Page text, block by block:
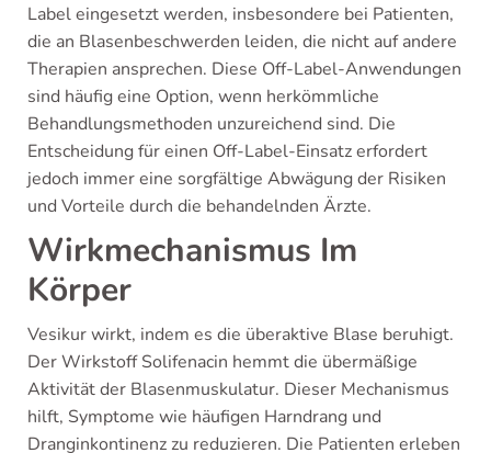
Label eingesetzt werden, insbesondere bei Patienten,
die an Blasenbeschwerden leiden, die nicht auf andere
Therapien ansprechen. Diese Off-Label-Anwendungen
sind häufig eine Option, wenn herkömmliche
Behandlungsmethoden unzureichend sind. Die
Entscheidung für einen Off-Label-Einsatz erfordert
jedoch immer eine sorgfältige Abwägung der Risiken
und Vorteile durch die behandelnden Ärzte.
Wirkmechanismus Im
Körper
Vesikur wirkt, indem es die überaktive Blase beruhigt.
Der Wirkstoff Solifenacin hemmt die übermäßige
Aktivität der Blasenmuskulatur. Dieser Mechanismus
hilft, Symptome wie häufigen Harndrang und
Dranginkontinenz zu reduzieren. Die Patienten erleben